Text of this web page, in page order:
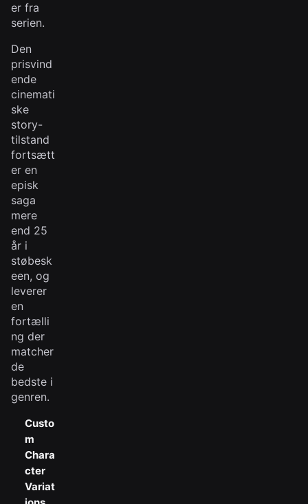
er fra
serien.
Den
prisvind
ende
cinemati
ske
story-
tilstand
fortsætt
er en
episk
saga
mere
end 25
år i
støbesk
een, og
leverer
en
fortælli
ng der
matcher
de
bedste i
genren.
Custo
m
Chara
cter
Variat